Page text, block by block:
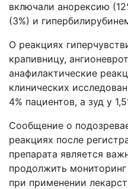
включали анорексию
(3%) и
О реакциях
крапивницу,
анафилактические
клинических
4% пациентов, а зуд у
Сообщение о
реакциях после
препарата является
продолжить
при применении